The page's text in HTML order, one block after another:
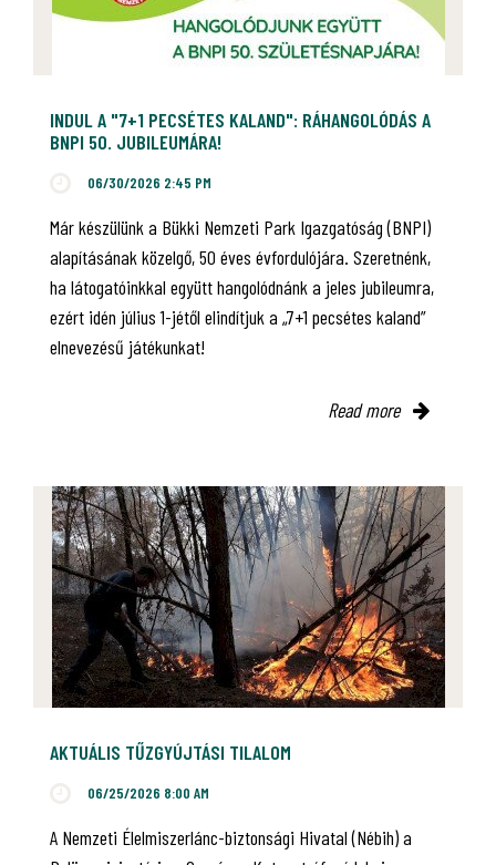
INDUL A "7+1 PECSÉTES KALAND": RÁHANGOLÓDÁS A
BNPI 50. JUBILEUMÁRA!
06/30/2026 2:45 PM
Már készülünk a Bükki Nemzeti Park Igazgatóság (BNPI)
alapításának közelgő, 50 éves évfordulójára. Szeretnénk,
ha látogatóinkkal együtt hangolódnánk a jeles jubileumra,
ezért idén július 1-jétől elindítjuk a „7+1 pecsétes kaland”
elnevezésű játékunkat!
Read more
AKTUÁLIS TŰZGYÚJTÁSI TILALOM
06/25/2026 8:00 AM
A Nemzeti Élelmiszerlánc-biztonsági Hivatal (Nébih) a